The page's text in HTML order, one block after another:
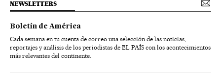
NEWSLETTERS
Boletín de América
Cada semana en tu cuenta de correo una selección de las noticias,
reportajes y análisis de los periodistas de EL PAÍS con los acontecimientos
más relevantes del continente.